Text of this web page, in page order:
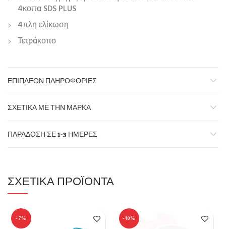
4κοπα SDS PLUS
4πλη ελίκωση
Τετράκοπο
ΕΠΙΠΛΈΟΝ ΠΛΗΡΟΦΟΡΊΕΣ
ΣΧΕΤΙΚΆ ΜΕ ΤΗΝ ΜΆΡΚΑ
ΠΑΡΆΔΟΣΗ ΣΕ 1-3 ΗΜΈΡΕΣ
ΣΧΕΤΙΚΆ ΠΡΟΪΌΝΤΑ
-7% -10%